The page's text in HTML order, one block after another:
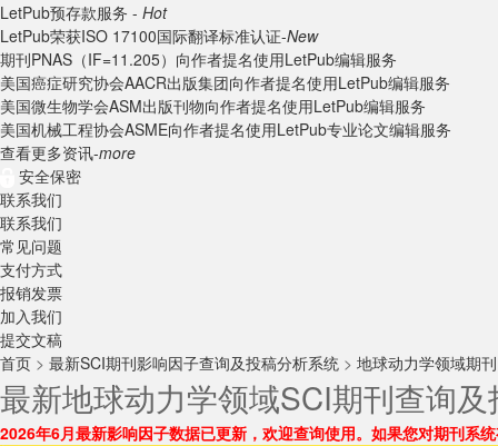
LetPub预存款服务 - Hot
LetPub荣获ISO 17100国际翻译标准认证-New
期刊PNAS（IF=11.205）向作者提名使用LetPub编辑服务
美国癌症研究协会AACR出版集团向作者提名使用LetPub编辑服务
美国微生物学会ASM出版刊物向作者提名使用LetPub编辑服务
美国机械工程协会ASME向作者提名使用LetPub专业论文编辑服务
查看更多资讯-more
安全保密
联系我们
联系我们
常见问题
支付方式
报销发票
加入我们
提交文稿
首页 > 最新SCI期刊影响因子查询及投稿分析系统 > 地球动力学领域期刊
最新地球动力学领域SCI期刊查询
2026年6月最新影响因子数据已更新，欢迎查询使用。 如果您对期刊系